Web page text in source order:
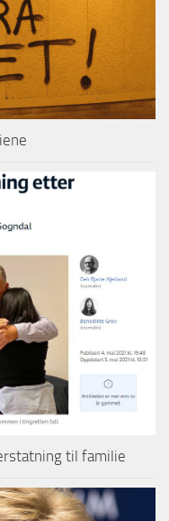
til familie